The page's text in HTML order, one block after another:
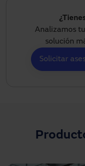
Analizamos
solución
Solicitar